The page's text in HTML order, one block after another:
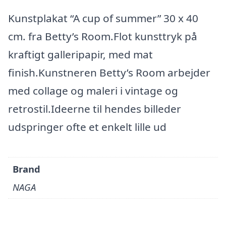
Kunstplakat “A cup of summer” 30 x 40
cm. fra Betty’s Room.Flot kunsttryk på
kraftigt galleripapir, med mat
finish.Kunstneren Betty’s Room arbejder
med collage og maleri i vintage og
retrostil.Ideerne til hendes billeder
udspringer ofte et enkelt lille ud
Brand
NAGA